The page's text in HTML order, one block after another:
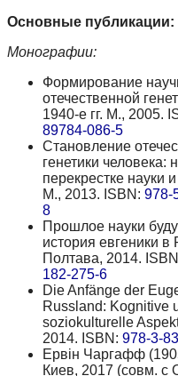
Основные публикации:
Монографии:
Формирование
отечественной
1940-е гг. М., 2005.
89784-086-5
Становление
генетики человека:
перекрестке науки
М., 2013. ISBN: 978-
8
Прошлое науки
история евгеники в
Полтава, 2014.
182-275-6
Die Anfänge der
Russland: Kognitive
soziokulturelle
2014. ISBN: 978-3-
Ервiн Чаргафф
Киев, 2017 (совм. с